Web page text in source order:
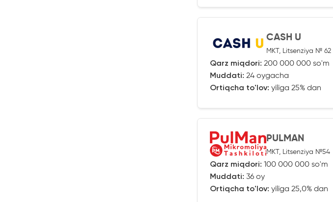
CASH U
MKT, Litsenziya № 62
Qarz miqdori: 200 000 000 so'm
Muddati: 24 oygacha
Ortiqcha to'lov: yiliga 25% dan
PULMAN
MKT, Litsenziya №54
Qarz miqdori: 100 000 000 so'm
Muddati: 36 oy
Ortiqcha to'lov: yiliga 25,0% dan